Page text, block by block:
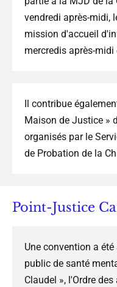
vendredi après-midi,
mission d'accueil
mercredis après-
Il contribue
Maison de Justice »
organisés par le
de Probation de la
Point-Justice
Une convention a
public de santé
Claudel », l'Ordre